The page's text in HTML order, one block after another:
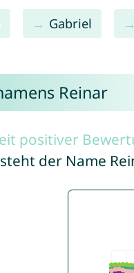
Gabriel
Reinar
positiver
der Name